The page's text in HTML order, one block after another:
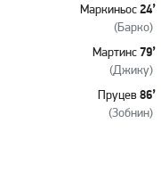
Маркиньос 24’
(Барко)
Мартинс 79’
(Джику)
Пруцев 86’
(Зобнин)